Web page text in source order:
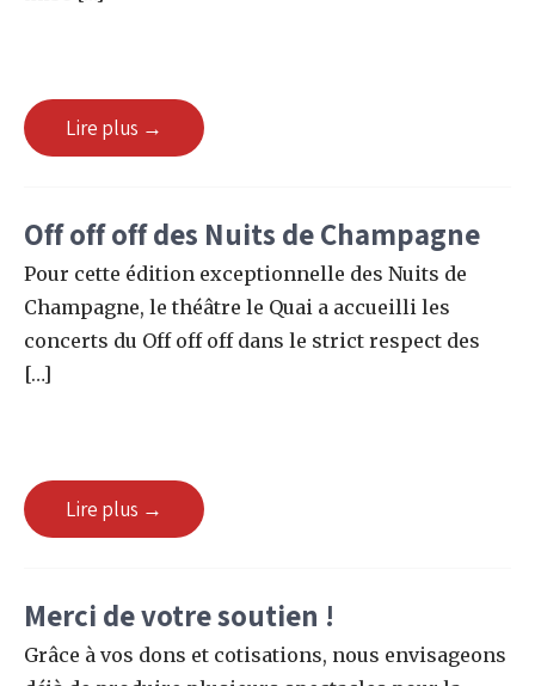
Lire plus →
Off off off des Nuits de Champagne
Pour cette édition exceptionnelle des Nuits de
Champagne, le théâtre le Quai a accueilli les
concerts du Off off off dans le strict respect des
[…]
Lire plus →
Merci de votre soutien !
Grâce à vos dons et cotisations, nous envisageons